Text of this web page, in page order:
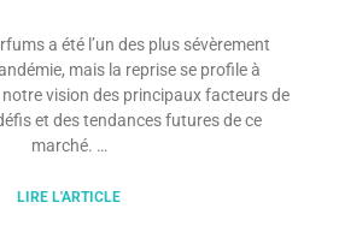
a été l’un des plus sévèrement
mais la reprise se profile à
notre vision des principaux facteurs de
et des tendances futures de ce
marché.
LIRE L'ARTICLE